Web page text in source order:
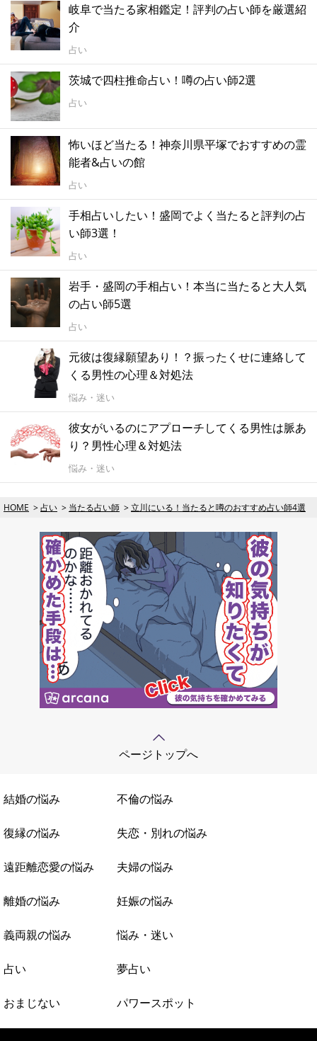
岐阜で当たる家相鑑定！評判の占い師を厳選紹
介
占い
茨城で四柱推命占い！噂の占い師2選
占い
怖いほど当たる！神奈川県平塚でおすすめの霊
能者&占いの館
占い
手相占いしたい！盛岡でよく当たると評判の占
い師3選！
占い
岩手・盛岡の手相占い！本当に当たると大人気
の占い師5選
占い
元彼は復縁願望あり！？振ったくせに連絡して
くる男性の心理＆対処法
悩み・迷い
彼女がいるのにアプローチしてくる男性は脈あ
り？男性心理＆対処法
悩み・迷い
HOME 占い 当たる占い師 立川にいる！当たると噂のおすすめ占い師4選
ページトップへ
結婚の悩み 不倫の悩み
復縁の悩み 失恋・別れの悩み
遠距離恋愛の悩み 夫婦の悩み
離婚の悩み 妊娠の悩み
義両親の悩み 悩み・迷い
占い 夢占い
おまじない パワースポット